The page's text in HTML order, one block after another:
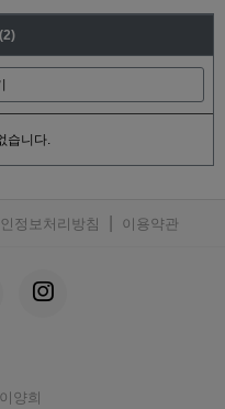
(2)
습니다.
정보처리방침 이용약관
이양희